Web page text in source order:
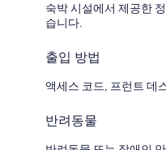
숙박 시설에서 제공한
습니다.
출입 방법
액세스 코드, 프런트 데
반려동물